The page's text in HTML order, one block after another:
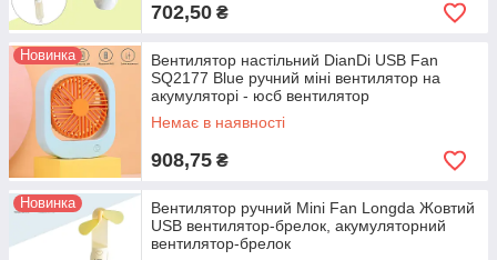
702,50 ₴
Новинка
Вентилятор настільний DianDi USB Fan
SQ2177 Blue ручний міні вентилятор на
акумуляторі - юсб вентилятор
Немає в наявності
908,75 ₴
Новинка
Вентилятор ручний Mini Fan Longda Жовтий
USB вентилятор-брелок, акумуляторний
вентилятор-брелок